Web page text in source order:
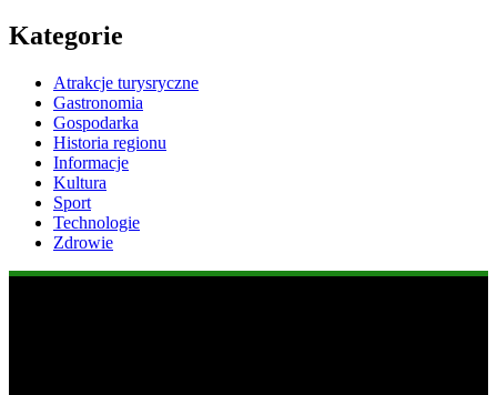
Kategorie
Atrakcje turysryczne
Gastronomia
Gospodarka
Historia regionu
Informacje
Kultura
Sport
Technologie
Zdrowie